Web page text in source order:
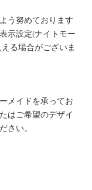
う努めております
示設定(ナイトモー
る場合がございま
メイドを承ってお
はご希望のデザイ
さい。